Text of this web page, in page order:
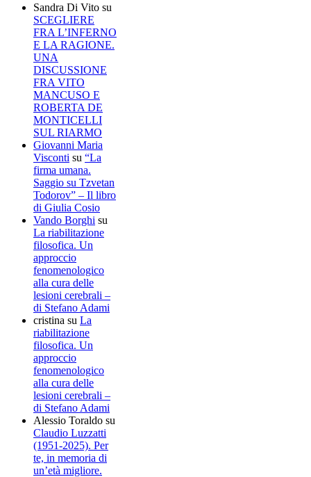
Sandra Di Vito su
SCEGLIERE
FRA L’INFERNO
E LA RAGIONE.
UNA
DISCUSSIONE
FRA VITO
MANCUSO E
ROBERTA DE
MONTICELLI
SUL RIARMO
Giovanni Maria
Visconti su “La
firma umana.
Saggio su Tzvetan
Todorov” – Il libro
di Giulia Cosio
Vando Borghi su
La riabilitazione
filosofica. Un
approccio
fenomenologico
alla cura delle
lesioni cerebrali –
di Stefano Adami
cristina su La
riabilitazione
filosofica. Un
approccio
fenomenologico
alla cura delle
lesioni cerebrali –
di Stefano Adami
Alessio Toraldo su
Claudio Luzzatti
(1951-2025). Per
te, in memoria di
un’età migliore.